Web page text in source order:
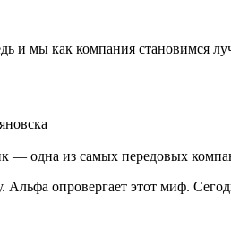
и мы как компания становимся
одна из самых передовых
опровергает этот миф.